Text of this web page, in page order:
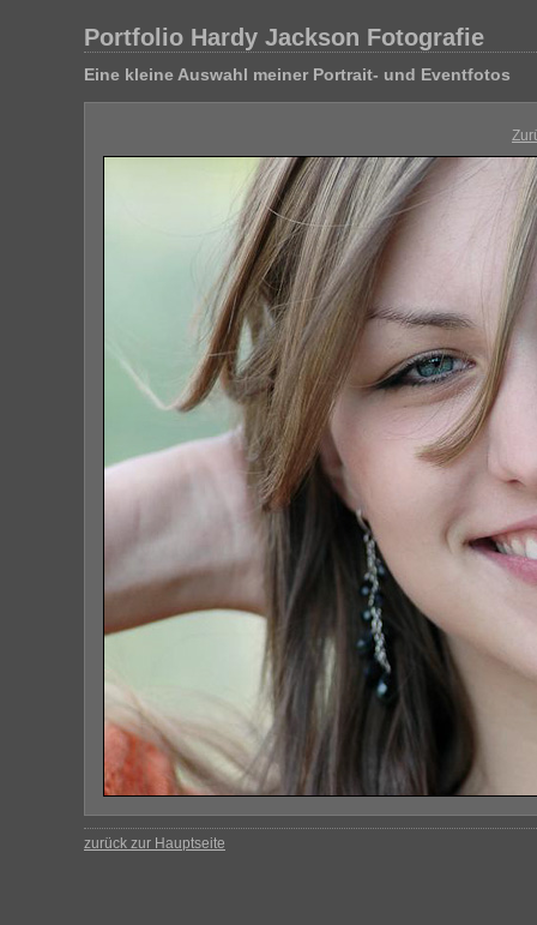
Portfolio Hardy Jackson Fotografie
Eine kleine Auswahl meiner Portrait- und Eventfotos
zurück zur Hauptseite